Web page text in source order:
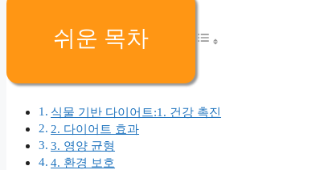
쉬운 목차
식물 기반 다이어트:1. 건강 촉진
2. 다이어트 효과
3. 영양 균형
4. 환경 보호